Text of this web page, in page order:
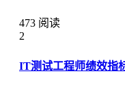
473 阅读
2
IT测试工程师绩效指